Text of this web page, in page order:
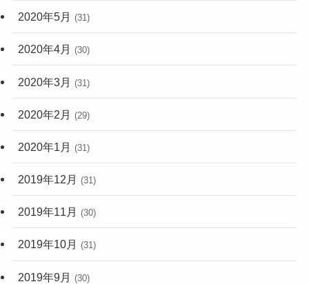
2020年5月 (31)
2020年4月 (30)
2020年3月 (31)
2020年2月 (29)
2020年1月 (31)
2019年12月 (31)
2019年11月 (30)
2019年10月 (31)
2019年9月 (30)